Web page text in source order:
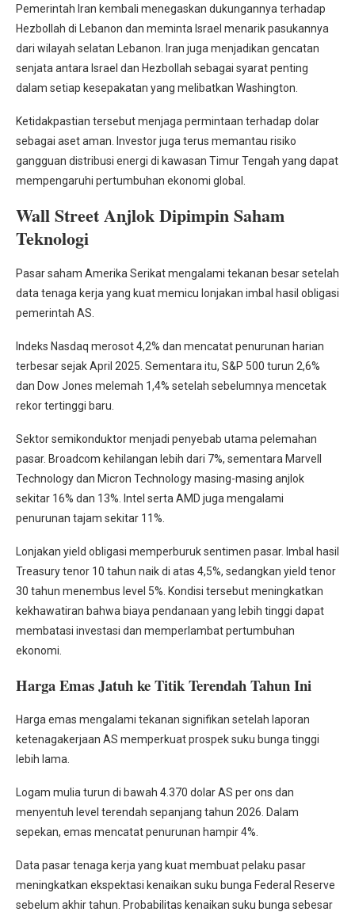
Pemerintah Iran kembali menegaskan dukungannya terhadap
Hezbollah di Lebanon dan meminta Israel menarik pasukannya
dari wilayah selatan Lebanon. Iran juga menjadikan gencatan
senjata antara Israel dan Hezbollah sebagai syarat penting
dalam setiap kesepakatan yang melibatkan Washington.
Ketidakpastian tersebut menjaga permintaan terhadap dolar
sebagai aset aman. Investor juga terus memantau risiko
gangguan distribusi energi di kawasan Timur Tengah yang dapat
mempengaruhi pertumbuhan ekonomi global.
Wall Street Anjlok Dipimpin Saham
Teknologi
Pasar saham Amerika Serikat mengalami tekanan besar setelah
data tenaga kerja yang kuat memicu lonjakan imbal hasil obligasi
pemerintah AS.
Indeks Nasdaq merosot 4,2% dan mencatat penurunan harian
terbesar sejak April 2025. Sementara itu, S&P 500 turun 2,6%
dan Dow Jones melemah 1,4% setelah sebelumnya mencetak
rekor tertinggi baru.
Sektor semikonduktor menjadi penyebab utama pelemahan
pasar. Broadcom kehilangan lebih dari 7%, sementara Marvell
Technology dan Micron Technology masing-masing anjlok
sekitar 16% dan 13%. Intel serta AMD juga mengalami
penurunan tajam sekitar 11%.
Lonjakan yield obligasi memperburuk sentimen pasar. Imbal hasil
Treasury tenor 10 tahun naik di atas 4,5%, sedangkan yield tenor
30 tahun menembus level 5%. Kondisi tersebut meningkatkan
kekhawatiran bahwa biaya pendanaan yang lebih tinggi dapat
membatasi investasi dan memperlambat pertumbuhan
ekonomi.
Harga Emas Jatuh ke Titik Terendah Tahun Ini
Harga emas mengalami tekanan signifikan setelah laporan
ketenagakerjaan AS memperkuat prospek suku bunga tinggi
lebih lama.
Logam mulia turun di bawah 4.370 dolar AS per ons dan
menyentuh level terendah sepanjang tahun 2026. Dalam
sepekan, emas mencatat penurunan hampir 4%.
Data pasar tenaga kerja yang kuat membuat pelaku pasar
meningkatkan ekspektasi kenaikan suku bunga Federal Reserve
sebelum akhir tahun. Probabilitas kenaikan suku bunga sebesar